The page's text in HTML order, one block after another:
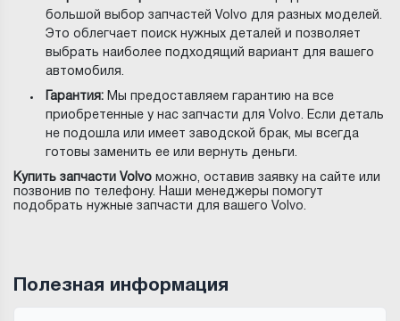
большой выбор запчастей Volvo для разных моделей.
Это облегчает поиск нужных деталей и позволяет
выбрать наиболее подходящий вариант для вашего
автомобиля.
Гарантия: Мы предоставляем гарантию на все
приобретенные у нас запчасти для Volvo. Если деталь
не подошла или имеет заводской брак, мы всегда
готовы заменить ее или вернуть деньги.
Купить запчасти Volvo можно, оставив заявку на сайте или
позвонив по телефону. Наши менеджеры помогут
подобрать нужные запчасти для вашего Volvo.
Полезная информация